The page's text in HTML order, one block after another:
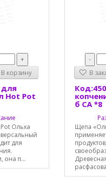
+
В корзину
Hot Pot
Ольха
для
она п...
-
В
б СА *8
Щепа